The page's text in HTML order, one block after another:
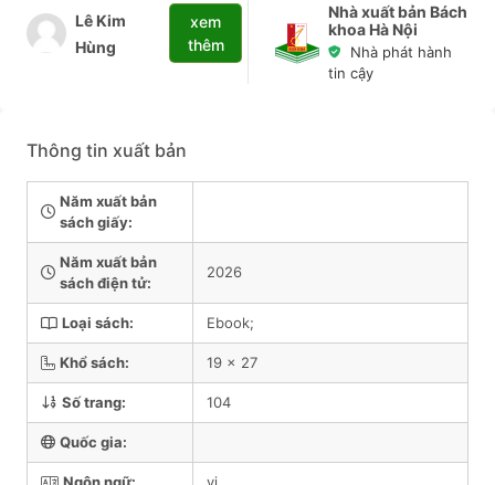
Lê Kim
Hùng
xem
thêm
Nhà xuất bản Bách
khoa Hà Nội
Nhà phát hành
tin cậy
Thông tin xuất bản
Năm xuất bản
sách giấy:
Năm xuất bản
sách điện tử:
2026
Loại sách: Ebook;
Khổ sách: 19 x 27
Số trang: 104
Quốc gia:
Ngôn ngữ: vi